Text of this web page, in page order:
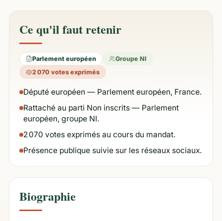
Ce qu'il faut retenir
Parlement européen
Groupe NI
2 070 votes exprimés
Député européen — Parlement européen, France.
Rattaché au parti Non inscrits — Parlement
européen, groupe NI.
2 070 votes exprimés au cours du mandat.
Présence publique suivie sur les réseaux sociaux.
Biographie